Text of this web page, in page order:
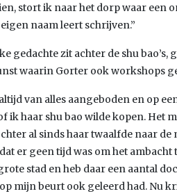
stort ik naar het dorp waar een
naam leert schrijven.”
gedachte zit achter de shu bao’s,
waarin Gorter ook workshops
van alles aangeboden en op
ik haar shu bao wilde kopen. Het
al sinds haar twaalfde naar
er geen tijd was om het
stad en heb daar een aantal
mijn beurt ook geleerd had. Nu